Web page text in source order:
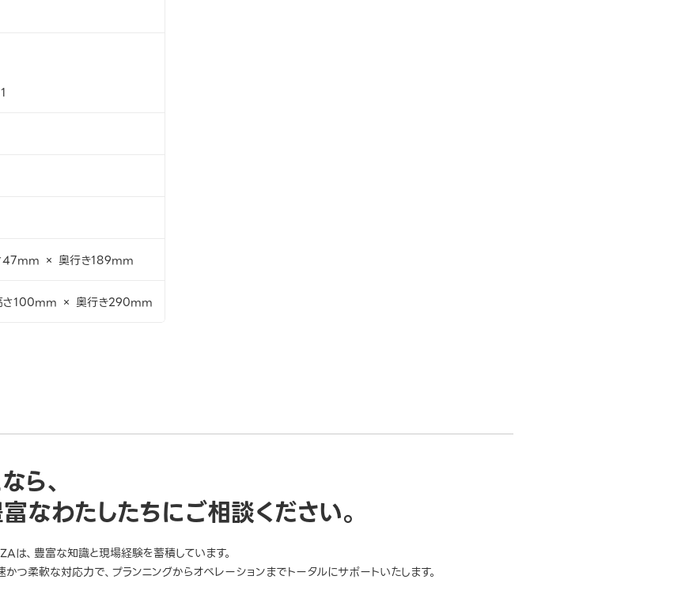
× 奥行き189mm
100mm × 奥行き290mm
ら、
なわたしたちにご相談ください。
は、豊富な知識と現場経験を蓄積しています。
つ柔軟な対応力で、プランニングからオペレーションまでトータルにサポートいたします。